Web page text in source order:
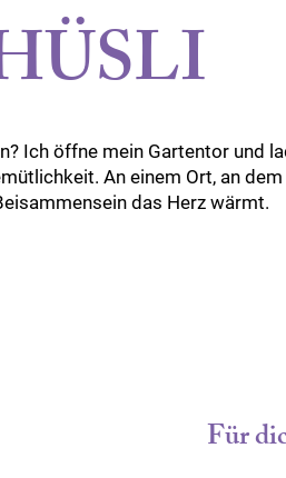
Ich öffne mein Gartentor und
An einem Ort, an dem
das Herz wärmt.
Für